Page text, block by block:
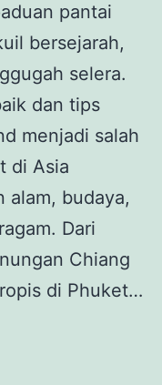
pantai
bersejarah,
selera.
dan tips
menjadi salah
di Asia
alam, budaya,
Dari
Chiang
di Phuket…